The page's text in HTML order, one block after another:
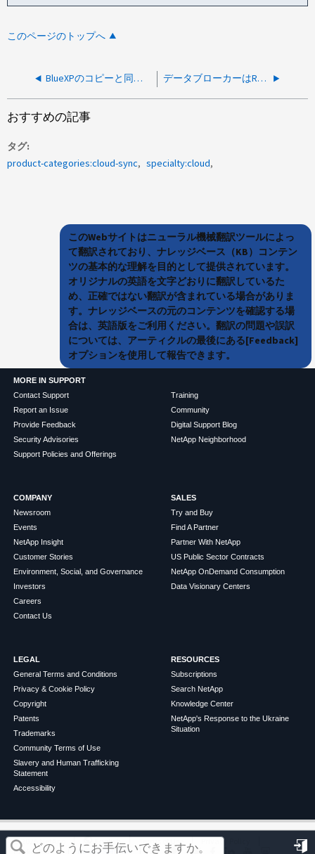
このページのトップへ
BlueXPのコピーと同期関係の設定でエンドポイントのURLを追加することはできますか？ データブローカーはRHELバージョン8.8にインストールできますか？
この記事は役に立ちましたか？
おすすめの記事
タグ
product-categories:cloud-sync
specialty:cloud
このWebサイトはニューラル機械翻訳ツールによっ
て翻訳されており、ナレッジベース（KB）コンテン
ツの基本的な理解を目的として提供されています。
オリジナルの英語を文字どおりに翻訳しているた
め、正確ではない翻訳が含まれている場合がありま
す。ナレッジベースの元のコンテンツを確認する場
合は、英語版をご利用ください。翻訳の問題や誤訳
については、アーティクルの最後にある[Feedback]
オプションを使用して報告できます。
MORE IN SUPPORT
Contact Support
Report an Issue
Provide Feedback
Security Advisories
Support Policies and Offerings
Training
Community
Digital Support Blog
NetApp Neighborhood
COMPANY
Newsroom
Events
NetApp Insight
Customer Stories
Environment, Social, and Governance
Investors
Careers
Contact Us
SALES
Try and Buy
Find A Partner
Partner With NetApp
US Public Sector Contracts
NetApp OnDemand Consumption
Data Visionary Centers
LEGAL
General Terms and Conditions
Privacy & Cookie Policy
Copyright
Patents
Trademarks
Community Terms of Use
Slavery and Human Trafficking
Statement
Accessibility
RESOURCES
Subscriptions
Search NetApp
Knowledge Center
NetApp's Response to the Ukraine
Situation
©2026NetApp English Terms of Use
Privacy Policy
Cookie Policy
Cookie Settings